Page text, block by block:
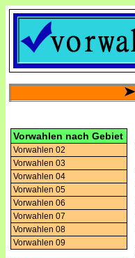
Vorwahlen nach Gebiet
Vorwahlen 02
Vorwahlen 03
Vorwahlen 04
Vorwahlen 05
Vorwahlen 06
Vorwahlen 07
Vorwahlen 08
Vorwahlen 09